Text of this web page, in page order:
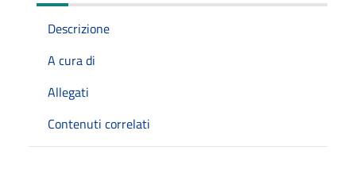
Descrizione
A cura di
Allegati
Contenuti correlati